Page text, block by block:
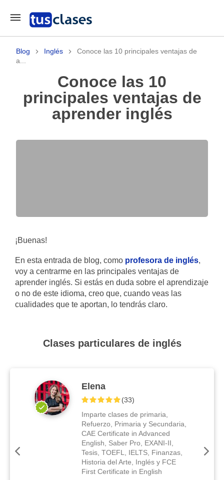
Blog Inglés
Conoce las 10 principales ventajas de
a...
Conoce las 10
principales ventajas de
aprender inglés
¡Buenas!
En esta entrada de blog, como profesora de inglés,
voy a centrarme en las principales ventajas de
aprender inglés. Si estás en duda sobre el aprendizaje
o no de este idioma, creo que, cuando veas las
cualidades que te aportan, lo tendrás claro.
Clases particulares de inglés
Elena
(33)
Imparte clases de primaria,
Refuerzo, Primaria y Secundaria,
CAE Certificate in Advanced
English, Saber Pro, EXANI-II,
Tesis, TOEFL, IELTS, Finanzas,
Historia del Arte, Inglés y FCE
First Certificate in English